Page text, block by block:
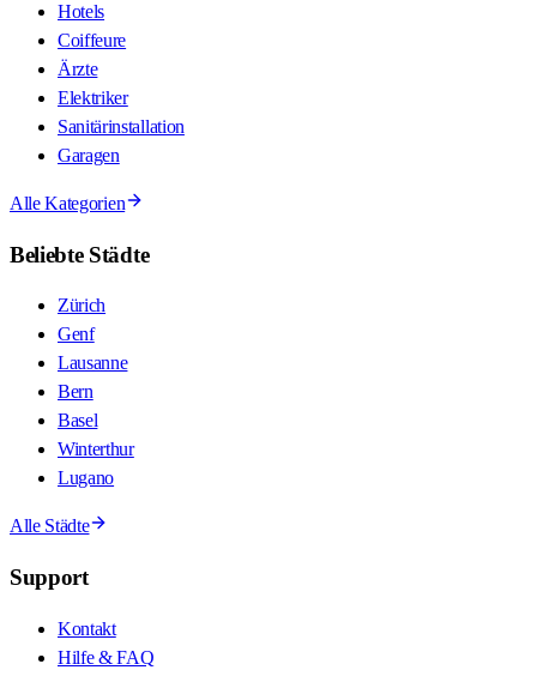
Hotels
Coiffeure
Ärzte
Elektriker
Sanitärinstallation
Garagen
Alle Kategorien
Beliebte Städte
Zürich
Genf
Lausanne
Bern
Basel
Winterthur
Lugano
Alle Städte
Support
Kontakt
Hilfe & FAQ